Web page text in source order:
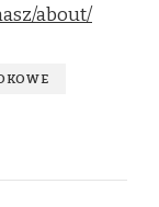
about/